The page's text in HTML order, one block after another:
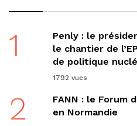
1
Penly : le
le chantier de
de politique
1792 vues
2
FANN : le Forum
en Normandie